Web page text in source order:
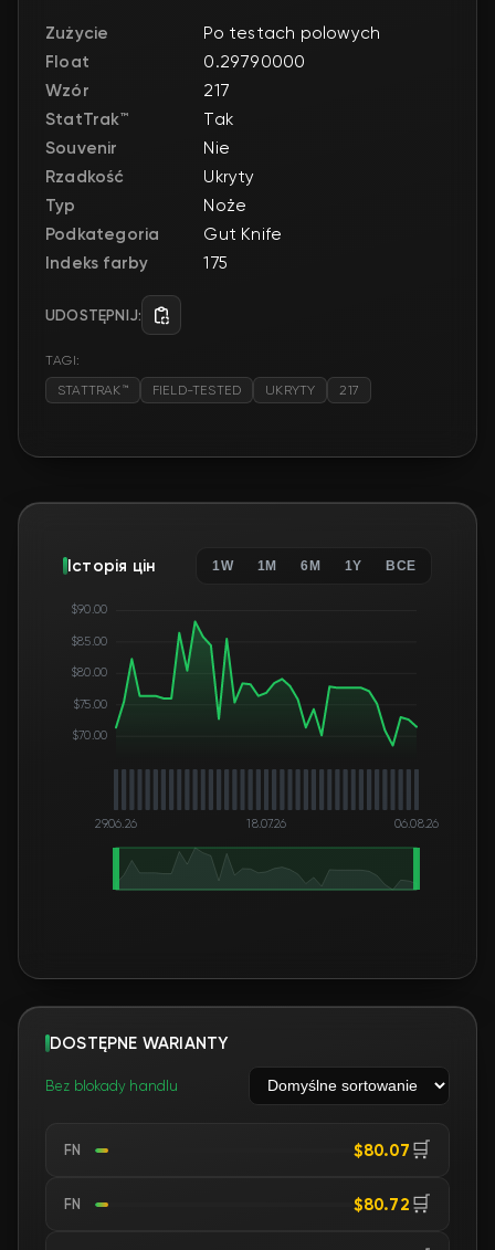
Zużycie
Po testach polowych
Float
0.29790000
Wzór
217
StatTrak™
Tak
Souvenir
Nie
Rzadkość
Ukryty
Typ
Noże
Podkategoria
Gut Knife
Indeks farby
175
UDOSTĘPNIJ:
TAGI:
STATTRAK™
FIELD-TESTED UKRYTY 217
Історія цін 1W 1M 6M 1Y ВСЕ
$70.00
$75.00
$80.00
$85.00
$90.00
29.06.26 18.07.26 06.08.26
DOSTĘPNE WARIANTY
Bez blokady handlu
FN $80.07 🛒
FN $80.72 🛒